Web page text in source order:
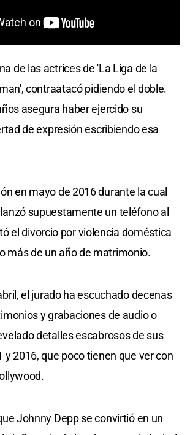
de las actrices de 'La Liga de la
contraatacó pidiendo el doble.
asegura haber ejercido su
de expresión escribiendo esa
en mayo de 2016 durante la cual
supuestamente un teléfono al
el divorcio por violencia doméstica
más de un año de matrimonio.
el jurado ha escuchado decenas
y grabaciones de audio o
detalles escabrosos de sus
y 2016, que poco tienen que ver con
Johnny Depp se convirtió en un